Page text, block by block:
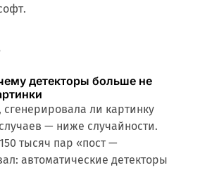
детекторы больше не
сгенерировала ли картинку
— ниже случайности.
тысяч пар «пост —
автоматические детекторы